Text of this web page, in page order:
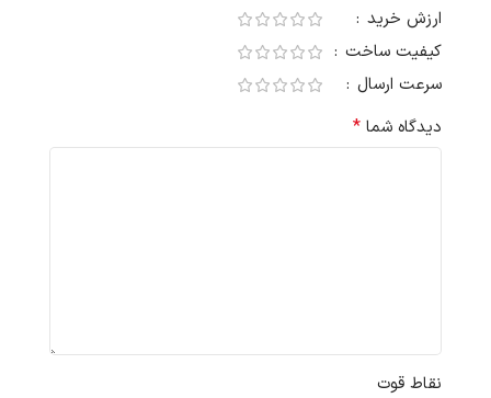
ارزش خرید
کیفیت ساخت
سرعت ارسال
دیدگاه شما *
نقاط قوت